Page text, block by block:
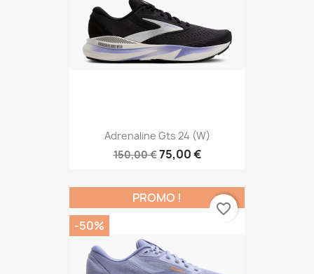
Adrenaline Gts 24 (W)
150,00 €75,00 €
PROMO !
-50%
favorite_border